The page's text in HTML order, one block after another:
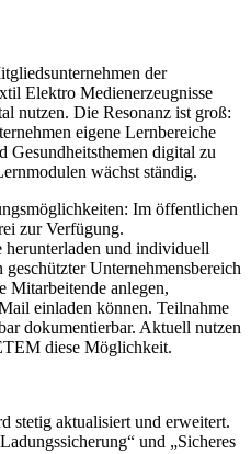
der
Elektro Medienerzeugnisse
nutzen. Die Resonanz ist groß:
eigene Lernbereiche
Gesundheitsthemen digital zu
wächst ständig.
Im öffentlichen
zur Verfügung.
und individuell
Unternehmensbereich
Mitarbeitende anlegen,
einladen können. Teilnahme
dokumentierbar. Aktuell nutzen
diese Möglichkeit.
stetig aktualisiert und erweitert.
und „Sicheres